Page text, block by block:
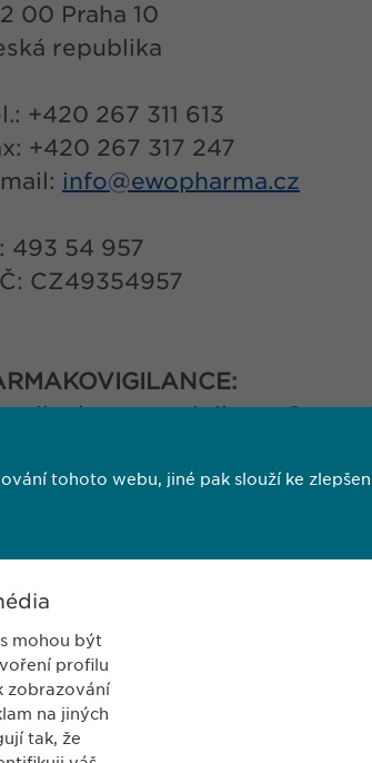
00 Praha 10
republika
+420 267 311 613
+420 267 317 247
info@ewopharma.cz
493 54 957
CZ49354957
pharmacovigilance@
KONTAKTY
Tel.: +420 267 311 613
Fax: +420 267 317 247
tohoto webu, jiné pak slouží ke
mohou být
profilu
zobrazování
na jiných
tak, že